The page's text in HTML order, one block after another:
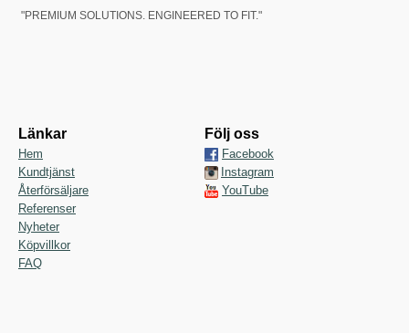
"PREMIUM SOLUTIONS. ENGINEERED TO FIT."
Länkar
Hem
Kundtjänst
Återförsäljare
Referenser
Nyheter
Köpvillkor
FAQ
Följ oss
Facebook
Instagram
YouTube